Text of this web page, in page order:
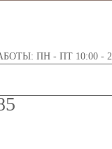
ПН - ПТ 10:00 -